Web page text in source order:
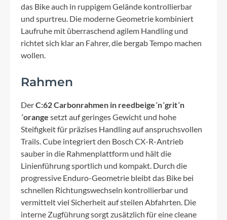
das Bike auch in ruppigem Gelände kontrollierbar
und spurtreu. Die moderne Geometrie kombiniert
Laufruhe mit überraschend agilem Handling und
richtet sich klar an Fahrer, die bergab Tempo machen
wollen.
Rahmen
DerC:62 Carbonrahmen in reedbeige´n´grit´n
´orange setzt auf geringes Gewicht und hohe
Steifigkeit für präzises Handling auf anspruchsvollen
Trails. Cube integriert den Bosch CX-R-Antrieb
sauber in die Rahmenplattform und hält die
Linienführung sportlich und kompakt. Durch die
progressive Enduro-Geometrie bleibt das Bike bei
schnellen Richtungswechseln kontrollierbar und
vermittelt viel Sicherheit auf steilen Abfahrten. Die
interne Zugführung sorgt zusätzlich für eine cleane